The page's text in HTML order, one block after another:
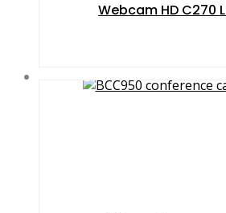
Webcam HD C270